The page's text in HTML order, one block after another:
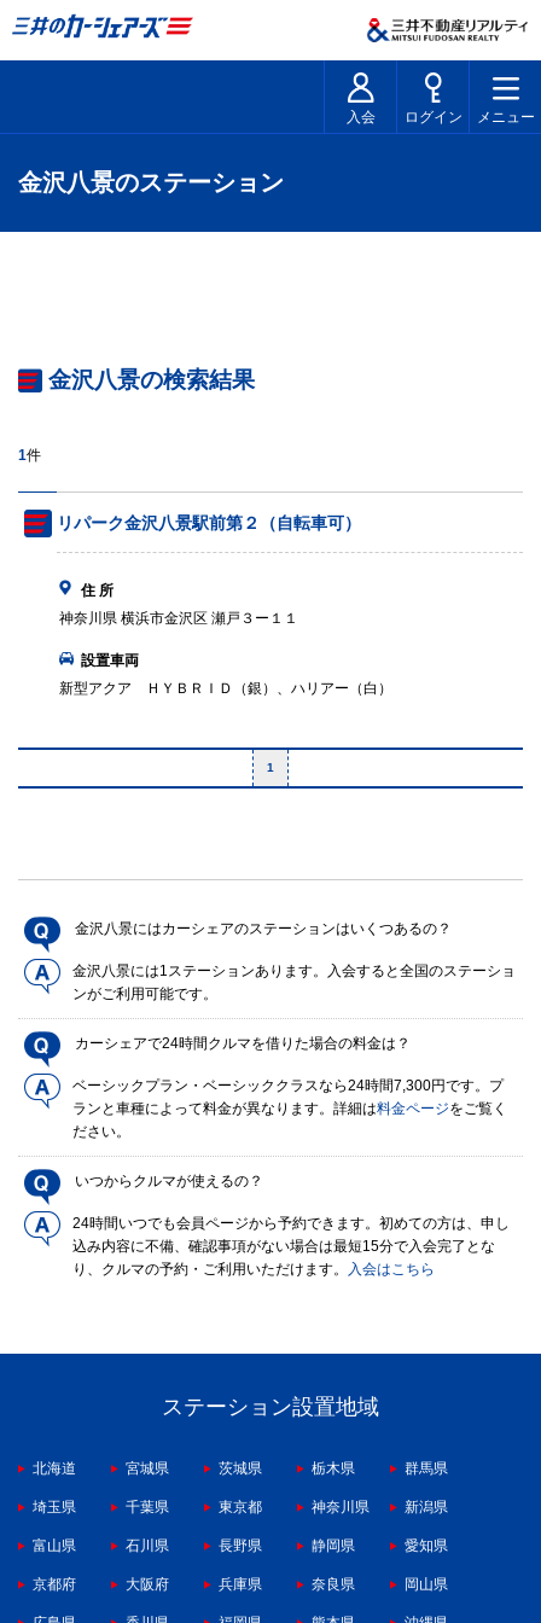
入会 ログイン メニュー
金沢八景のステーション
金沢八景の検索結果
1件
リパーク金沢八景駅前第２（自転車可）
住 所
神奈川県 横浜市金沢区 瀬戸３ー１１
設置車両
新型アクア ＨＹＢＲＩＤ（銀）、ハリアー（白）
1
金沢八景にはカーシェアのステーションはいくつあるの？
金沢八景には1ステーションあります。入会すると全国のステーショ
ンがご利用可能です。
カーシェアで24時間クルマを借りた場合の料金は？
ベーシックプラン・ベーシッククラスなら24時間7,300円です。プ
ランと車種によって料金が異なります。詳細は料金ページをご覧く
ださい。
いつからクルマが使えるの？
24時間いつでも会員ページから予約できます。初めての方は、申し
込み内容に不備、確認事項がない場合は最短15分で入会完了とな
り、クルマの予約・ご利用いただけます。
入会はこちら
ステーション設置地域
北海道 宮城県 茨城県 栃木県 群馬県
埼玉県 千葉県 東京都 神奈川県 新潟県
富山県 石川県 長野県 静岡県 愛知県
京都府 大阪府 兵庫県 奈良県 岡山県